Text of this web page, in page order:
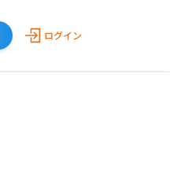
ログイン